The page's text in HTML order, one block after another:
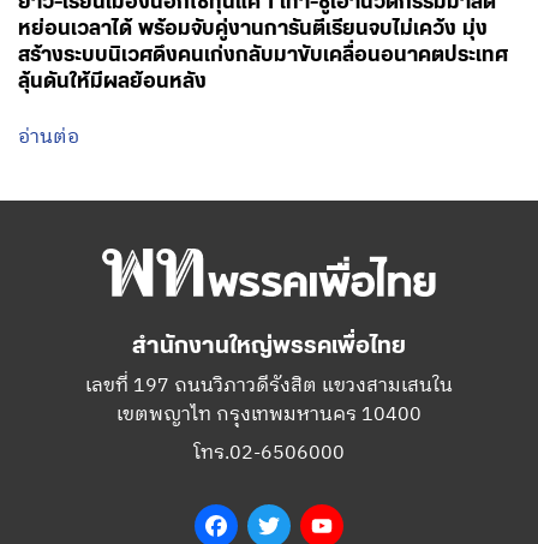
หย่อนเวลาได้ พร้อมจับคู่งานการันตีเรียนจบไม่เคว้ง มุ่ง
สร้างระบบนิเวศดึงคนเก่งกลับมาขับเคลื่อนอนาคตประเทศ
ลุ้นดันให้มีผลย้อนหลัง
อ่านต่อ
สำนักงานใหญ่พรรคเพื่อไทย
เลขที่ 197 ถนนวิภาวดีรังสิต แขวงสามเสนใน
เขตพญาไท กรุงเทพมหานคร 10400
โทร.02-6506000
FacebookTwitter